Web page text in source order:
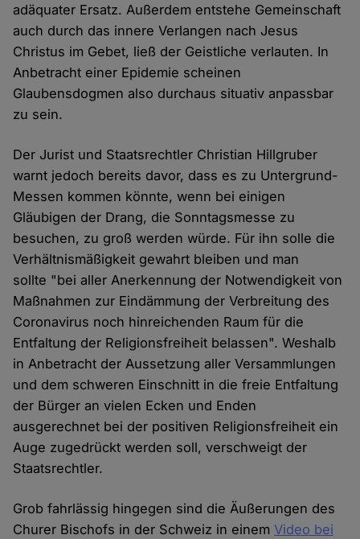
adäquater Ersatz. Außerdem entstehe Gemeinschaft
auch durch das innere Verlangen nach Jesus
Christus im Gebet, ließ der Geistliche verlauten. In
Anbetracht einer Epidemie scheinen
Glaubensdogmen also durchaus situativ anpassbar
zu sein.
Der Jurist und Staatsrechtler Christian Hillgruber
warnt jedoch bereits davor, dass es zu Untergrund-
Messen kommen könnte, wenn bei einigen
Gläubigen der Drang, die Sonntagsmesse zu
besuchen, zu groß werden würde. Für ihn solle die
Verhältnismäßigkeit gewahrt bleiben und man
sollte "bei aller Anerkennung der Notwendigkeit von
Maßnahmen zur Eindämmung der Verbreitung des
Coronavirus noch hinreichenden Raum für die
Entfaltung der Religionsfreiheit belassen". Weshalb
in Anbetracht der Aussetzung aller Versammlungen
und dem schweren Einschnitt in die freie Entfaltung
der Bürger an vielen Ecken und Enden
ausgerechnet bei der positiven Religionsfreiheit ein
Auge zugedrückt werden soll, verschweigt der
Staatsrechtler.
Grob fahrlässig hingegen sind die Äußerungen des
Churer Bischofs in der Schweiz in einemVideo bei